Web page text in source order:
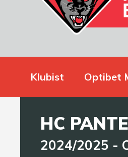
Klubist Optibet
HC
2024/2025 -